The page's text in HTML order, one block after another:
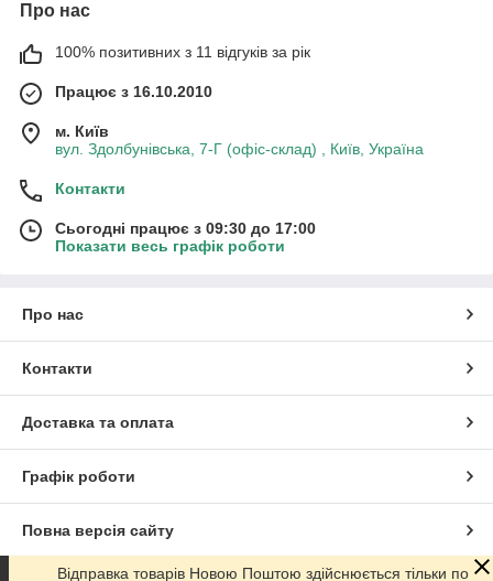
Про нас
100% позитивних з 11 відгуків за рік
Працює з 16.10.2010
м. Київ
вул. Здолбунівська, 7-Г (офіс-склад) , Київ, Україна
Контакти
Сьогодні працює з 09:30 до 17:00
Показати весь графік роботи
Про нас
Контакти
Доставка та оплата
Графік роботи
Повна версія сайту
Відправка товарів Новою Поштою здійснюється тільки по